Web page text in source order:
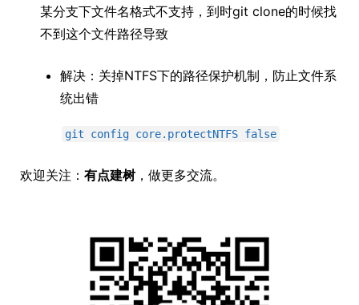
某分支下文件名格式不支持，到时git clone的时候找
不到这个文件路径导致
解决：关掉NTFS下的路径保护机制，防止文件系
统出错
git config core.protectNTFS false
欢迎关注： 有点建树，做更多交流。